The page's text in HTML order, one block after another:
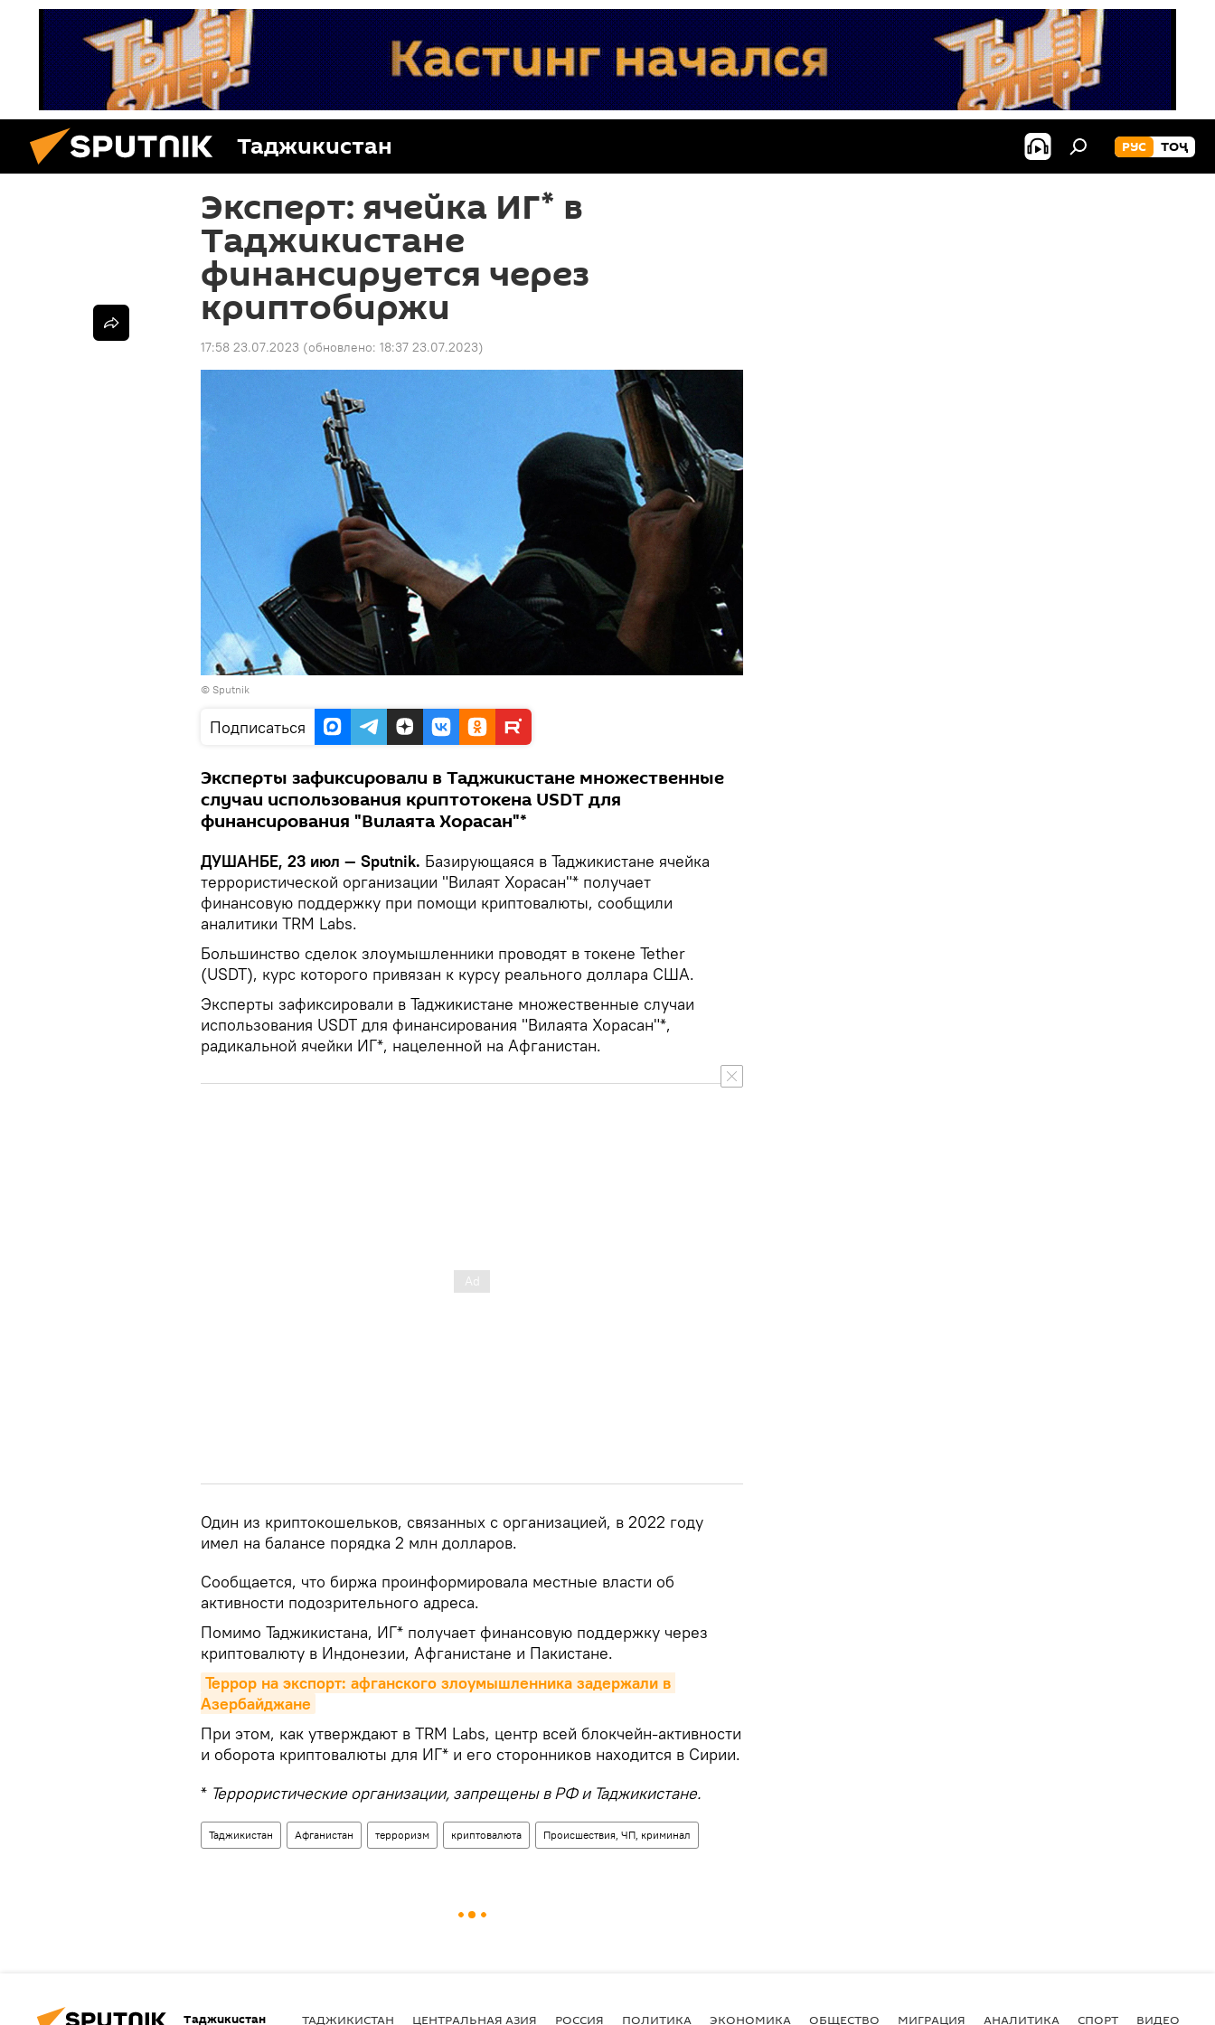
Таджикистан РУС ТОҶ
Эксперт: ячейка ИГ* в
Таджикистане
финансируется через
криптобиржи
17:58 23.07.2023 (обновлено: 18:37 23.07.2023)
© Sputnik
Подписаться
Эксперты зафиксировали в Таджикистане множественные
случаи использования криптотокена USDT для
финансирования "Вилаята Хорасан"*
ДУШАНБЕ, 23 июл — Sputnik. Базирующаяся в Таджикистане ячейка
террористической организации "Вилаят Хорасан"* получает
финансовую поддержку при помощи криптовалюты, сообщили
аналитики TRM Labs.
Большинство сделок злоумышленники проводят в токене Tether
(USDT), курс которого привязан к курсу реального доллара США.
Эксперты зафиксировали в Таджикистане множественные случаи
использования USDT для финансирования "Вилаята Хорасан"*,
радикальной ячейки ИГ*, нацеленной на Афганистан.
Один из криптокошельков, связанных с организацией, в 2022 году
имел на балансе порядка 2 млн долларов.
Сообщается, что биржа проинформировала местные власти об
активности подозрительного адреса.
Помимо Таджикистана, ИГ* получает финансовую поддержку через
криптовалюту в Индонезии, Афганистане и Пакистане.
Террор на экспорт: афганского злоумышленника задержали в
Азербайджане
При этом, как утверждают в TRM Labs, центр всей блокчейн-активности
и оборота криптовалюты для ИГ* и его сторонников находится в Сирии.
* Террористические организации, запрещены в РФ и Таджикистане.
Таджикистан Афганистан терроризм криптовалюта Происшествия, ЧП, криминал
Таджикистан ТАДЖИКИСТАН ЦЕНТРАЛЬНАЯ АЗИЯ РОССИЯ ПОЛИТИКА ЭКОНОМИКА ОБЩЕСТВО МИГРАЦИЯ АНАЛИТИКА СПОРТ ВИДЕО